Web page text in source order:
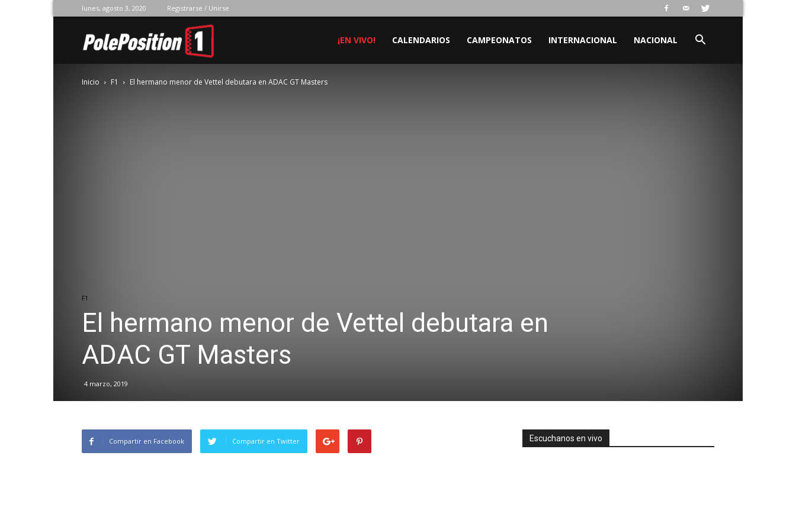
lunes, agosto 3, 2020 Registrarse / Unirse
Position
¡EN VIVO! CALENDARIOS CAMPEONATOS INTERNACIONAL NACIONAL
Inicio F1 El hermano menor de Vettel debutara en ADAC GT Masters
F1
El hermano menor de Vettel debutara en
ADAC GT Masters
4 marzo, 2019
Compartir en Facebook Compartir en Twitter Escuchanos en vivo